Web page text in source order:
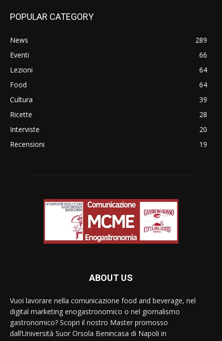
POPULAR CATEGORY
News
289
Eventi
66
Lezioni
64
Food
64
Cultura
39
Ricette
28
Interviste
20
Recensioni
19
ABOUT US
Vuoi lavorare nella comunicazione food and beverage, nel
digital marketing enogastronomico o nel giornalismo
gastronomico? Scopri il nostro Master promosso
dall’Università Suor Orsola Benincasa di Napoli in